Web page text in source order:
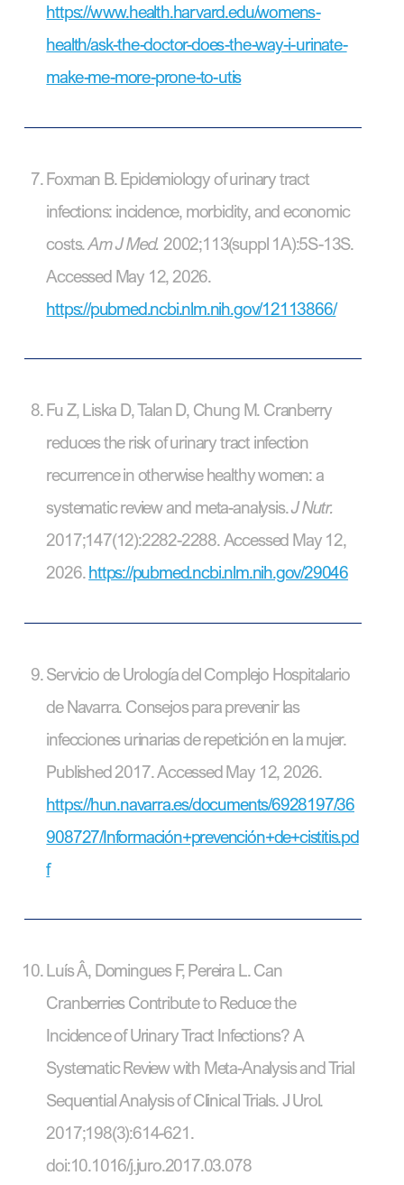
https://www.health.harvard.edu/womens-
health/ask-the-doctor-does-the-way-i-urinate-
make-me-more-prone-to-utis
Foxman B. Epidemiology of urinary tract
infections: incidence, morbidity, and economic
costs.Am J Med. 2002;113(suppl 1A):5S-13S.
Accessed May 12, 2026.
https://pubmed.ncbi.nlm.nih.gov/12113866/
Fu Z, Liska D, Talan D, Chung M. Cranberry
reduces the risk of urinary tract infection
recurrence in otherwise healthy women: a
systematic review and meta-analysis.J Nutr.
2017;147(12):2282-2288. Accessed May 12,
2026.https://pubmed.ncbi.nlm.nih.gov/29046
Servicio de Urología del Complejo Hospitalario
de Navarra. Consejos para prevenir las
infecciones urinarias de repetición en la mujer.
Published 2017. Accessed May 12, 2026.
https://hun.navarra.es/documents/6928197/36
908727/Información+prevención+de+cistitis.pd
f
Luís Â, Domingues F, Pereira L. Can
Cranberries Contribute to Reduce the
Incidence of Urinary Tract Infections? A
Systematic Review with Meta-Analysis and Trial
Sequential Analysis of Clinical Trials. J Urol.
2017;198(3):614-621.
doi:10.1016/j.juro.2017.03.078